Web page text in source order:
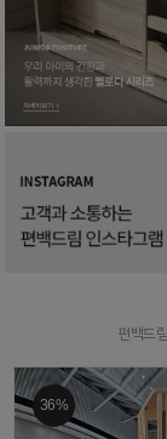
편백드
36%